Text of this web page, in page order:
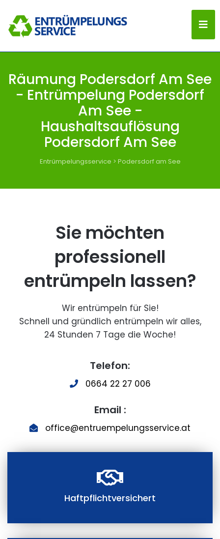
Räumung Podersdorf Am See
- Entrümpelung Podersdorf
Am See -
Haushaltsauflösung
Podersdorf Am See
Entrümpelungsservice > Podersdorf am See
Sie möchten
professionell
entrümpeln lassen?
Wir entrümpeln für Sie!
Schnell und gründlich entrümpeln wir alles,
24 Stunden 7 Tage die Woche!
Telefon:
0664 22 27 006
Email :
office@entruempelungsservice.at
Haftpflichtversichert